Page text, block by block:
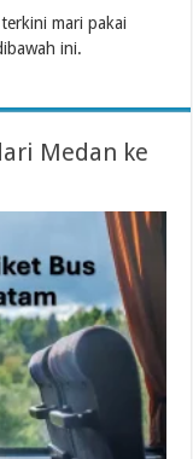
mari pakai
ini.
Medan ke